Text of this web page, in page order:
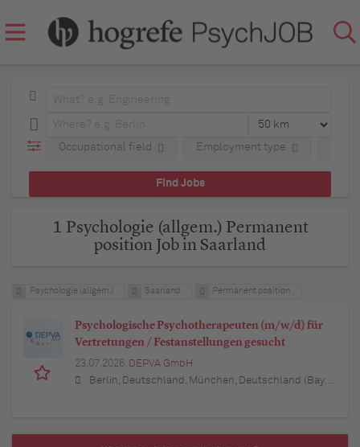
Occupational field Employment type
1 Psychologie (allgem.) Permanent
position Job in Saarland
Psychologie (allgem.) Saarland Permanent position
Psychologische Psychotherapeuten (m/w/d) für
Vertretungen / Festanstellungen gesucht
23.07.2026, DEPVA GmbH
Berlin, Deutschland, München, Deutschland (Bayern), Hamburg, Deutschland, Düsseldorf, Deutschland (Nordrhein-Westfalen), Köln, Deutschland (Nordrhein-Westfalen), Essen, Deutschland (Nordrhein-Westfalen), Dortmund, Deutschland (Nordrhein-Westfalen), Stuttgart, Deutschland (Baden-Württemberg), Heilbronn, Deutschland (Baden-Württemberg), Hannover, Deutschland (Niedersachsen), Rostock, Deutschland (Mecklenburg-Vorpommern), Kiel, Deutschland (Schleswig-Holstein), Augsburg, Deutschland (Bayern), Nürnberg, Deutschland (Bayern), Frankfurt am Main, Deutschland (Hessen), Bremen, Deutschland, Schwerin, Deutschland (Mecklenburg-Vorpommern), Mainz, Deutschland (Rheinland-Pfalz), Saarbrücken, Deutschland (Saarland), Dresden, Deutschland (Sachsen), Magdeburg, Deutschland (Sachsen-Anhalt), Potsdam, Deutschland (Brandenburg), Erfurt, Deutschland (Thüringen), Würzburg, Deutschland (Bayern), Heilbronn, Deutschland (Baden-Württemberg), Leipzig, Deutschland (Sachsen)